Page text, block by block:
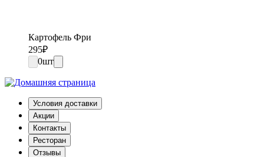
Картофель Фри
295₽
0шт
Условия доставки
Акции
Контакты
Ресторан
Отзывы